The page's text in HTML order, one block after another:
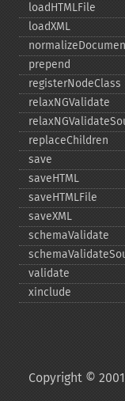
loadHTMLFile
loadXML
prepend
registerNodeClass
relaxNGValidate
replaceChildren
save
saveHTML
saveHTMLFile
saveXML
schemaValidate
validate
xinclude
Copyright ©